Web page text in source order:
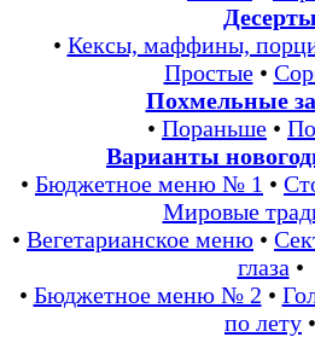
Десерты
• Кексы, маффины,
Простые•
Похмельные
• Пораньше •
Варианты
• Бюджетное меню № 1 •
Мировые
• Вегетарианское меню •
глаза •
• Бюджетное меню № 2 •
по лету •